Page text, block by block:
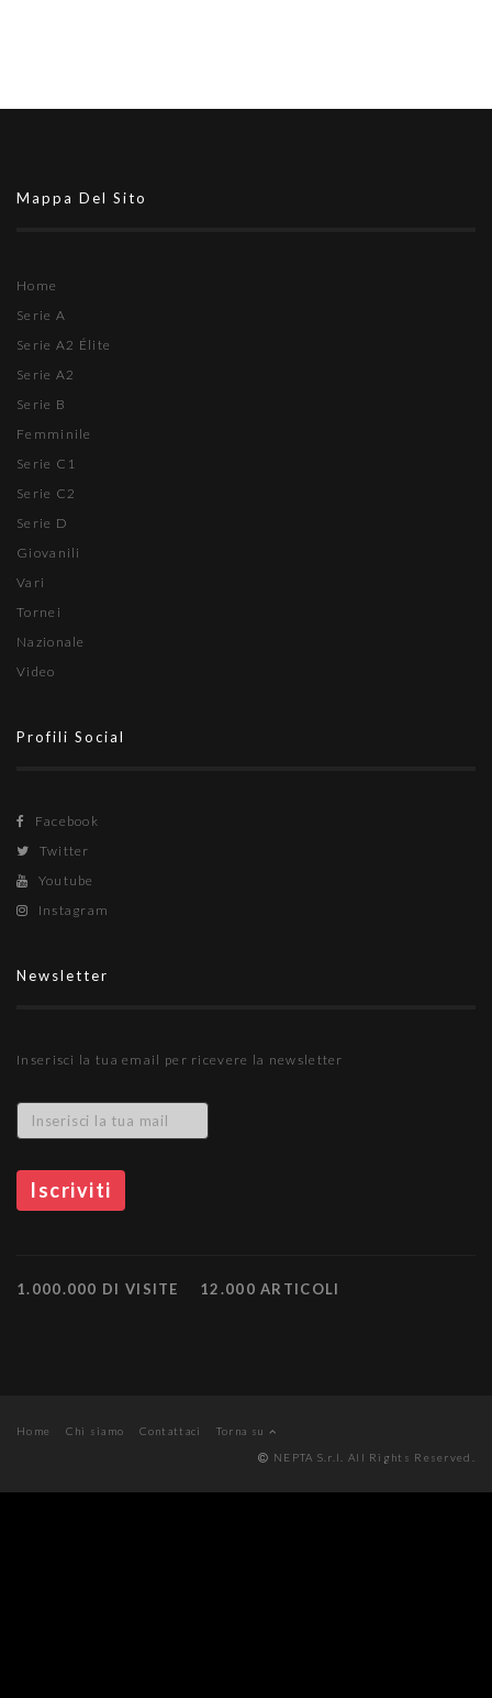
Mappa Del Sito
Home
Serie A
Serie A2 Élite
Serie A2
Serie B
Femminile
Serie C1
Serie C2
Serie D
Giovanili
Vari
Tornei
Nazionale
Video
Profili Social
Facebook
Twitter
Youtube
Instagram
Newsletter
Inserisci la tua email per ricevere la newsletter
1.000.000 DI VISITE 12.000 ARTICOLI
Home Chi siamo Contattaci
Torna su
NEPTA S.r.l. All Rights Reserved.